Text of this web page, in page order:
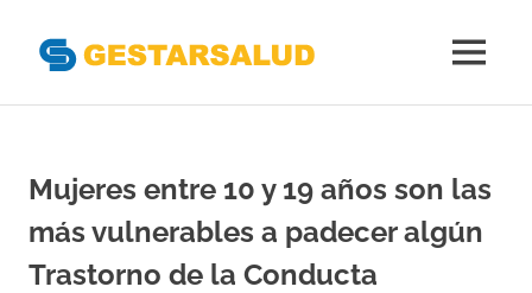
contenido
del
Aseguramiento
de
la
MENÚ
Mujeres entre 10 y 19 años son las
más vulnerables a padecer algún
Trastorno de la Conducta